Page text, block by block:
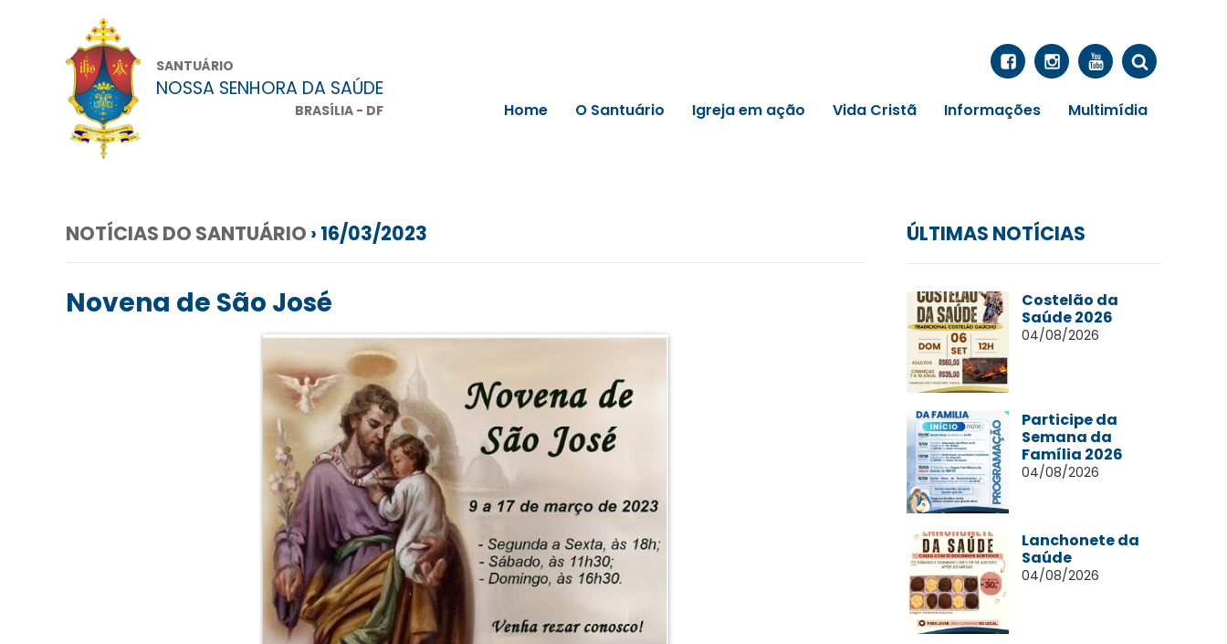
SANTUÁRIO
NOSSA SENHORA DA SAÚDE
BRASÍLIA - DF Home O Santuário Igreja em ação Vida Cristã Informações Multimídia
NOTÍCIAS DO SANTUÁRIO › 16/03/2023
Novena de São José
ÚLTIMAS NOTÍCIAS
Costelão da
Saúde 2026
04/08/2026
Participe da
Semana da
Família 2026
04/08/2026
Lanchonete da
Saúde
04/08/2026